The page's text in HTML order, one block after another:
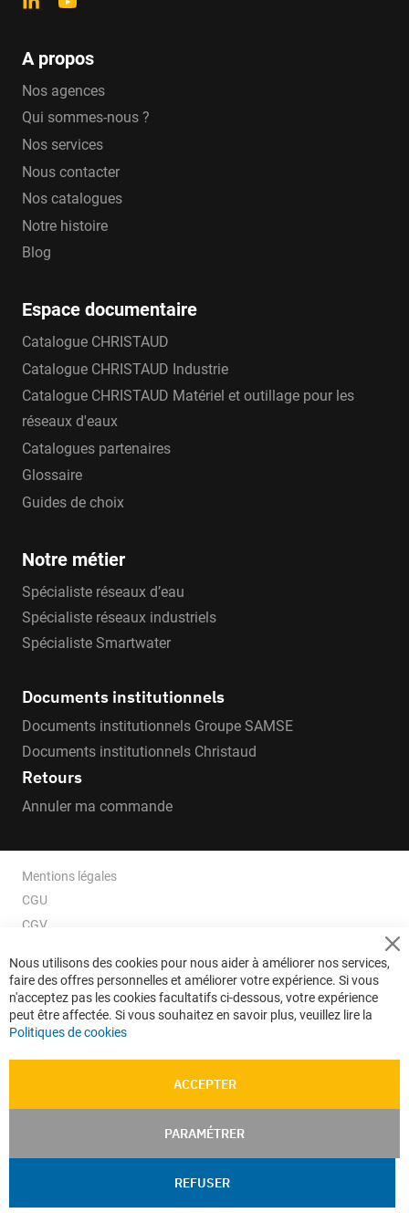
A propos
Nos agences
Qui sommes-nous ?
Nos services
Nous contacter
Nos catalogues
Notre histoire
Blog
Espace documentaire
Catalogue CHRISTAUD
Catalogue CHRISTAUD Industrie
Catalogue CHRISTAUD Matériel et outillage pour les
réseaux d'eaux
Catalogues partenaires
Glossaire
Guides de choix
Notre métier
Spécialiste réseaux d’eau
Spécialiste réseaux industriels
Spécialiste Smartwater
Documents institutionnels
Documents institutionnels Groupe SAMSE
Documents institutionnels Christaud
Retours
Annuler ma commande
Mentions légales
CGU
CGV
Données personnelles
Confidentialité
Plan du site
Nous utilisons des cookies pour nous aider à améliorer nos services,
faire des offres personnelles et améliorer votre expérience. Si vous
n'acceptez pas les cookies facultatifs ci-dessous, votre expérience
peut être affectée. Si vous souhaitez en savoir plus, veuillez lire la
Politiques de cookies
ACCEPTER
PARAMÉTRER
REFUSER